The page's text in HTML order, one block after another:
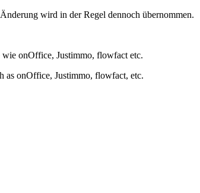
wird in der Regel dennoch übernommen.
onOffice, Justimmo, flowfact etc.
as onOffice, Justimmo, flowfact, etc.